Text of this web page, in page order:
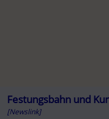
Festungsbahn und
[Newslink]